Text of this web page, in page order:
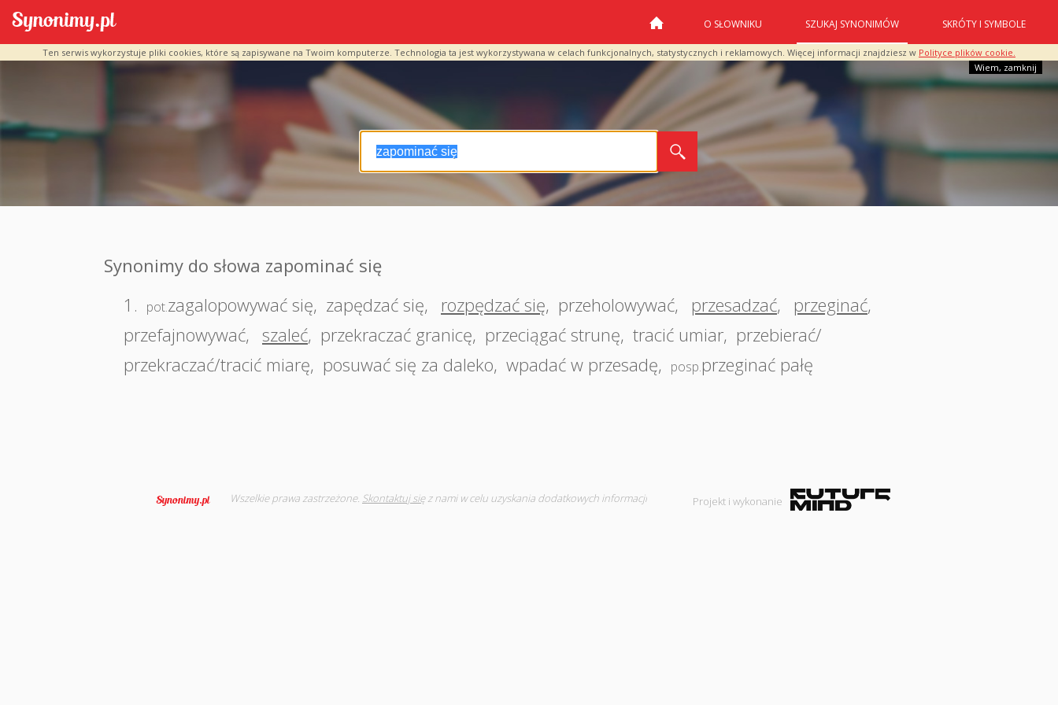
Ten serwis wykorzystuje pliki cookies, które są zapisywane na Twoim komputerze. Technologia ta jest wykorzystywana w celach funkcjonalnych, statystycznych i reklamowych. Więcej informacji znajdziesz w Polityce plików cookie.
Wiem, zamknij
O SŁOWNIKU SZUKAJ SYNONIMÓW SKRÓTY I SYMBOLE
Synonimy do słowa zapominać się
1.
pot.zagalopowywać się, zapędzać się, rozpędzać się, przeholowywać, przesadzać, przeginać,
przefajnowywać, szaleć, przekraczać granicę, przeciągać strunę, tracić umiar, przebierać/
przekraczać/tracić miarę, posuwać się za daleko, wpadać w przesadę, posp.przeginać pałę
Wszelkie prawa zastrzeżone. Skontaktuj sięz nami w celu uzyskania dodatkowych informacji Projekt i wykonanie